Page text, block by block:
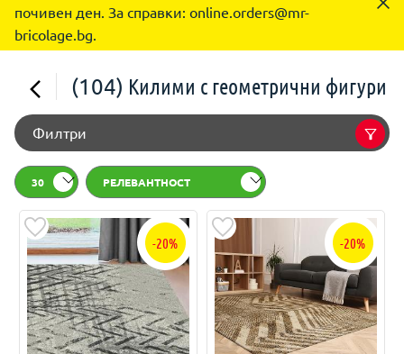
почивен ден. За справки: online.orders@mr-
bricolage.bg.
(104) Килими с геометрични фигури
Филтри
30 РЕЛЕВАНТНОСТ
-20% -20%